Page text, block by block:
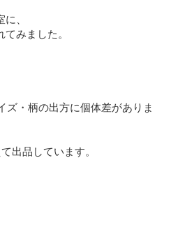
、
みました。
ズ・柄の出方に個体差がありま
出品しています。